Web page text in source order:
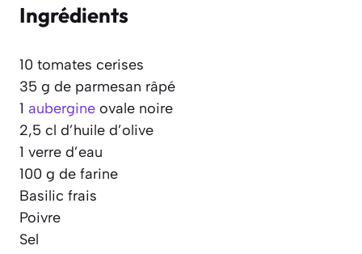
Ingrédients
10 tomates cerises
35 g de parmesan râpé
1 aubergine ovale noire
2,5 cl d’huile d’olive
1 verre d’eau
100 g de farine
Basilic frais
Poivre
Sel